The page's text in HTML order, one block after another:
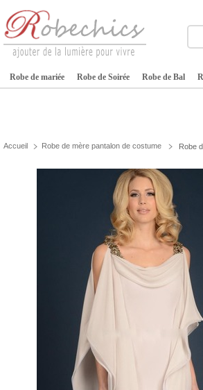
Robe de mariée Robe de Soirée Robe de Bal
Accueil Robe de mère pantalon de costume Robe